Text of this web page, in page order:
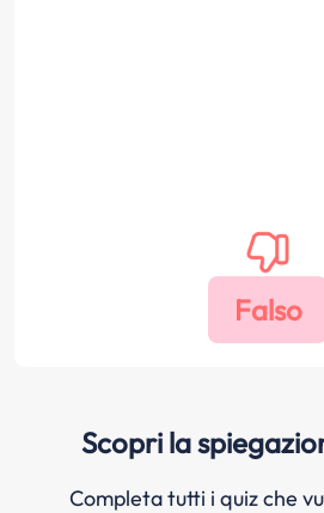
Scopri la
Completa tutti i quiz che